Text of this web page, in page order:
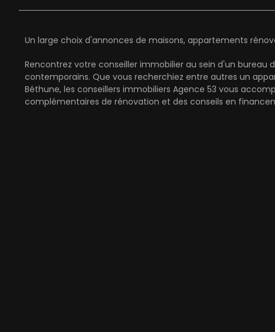
Un large choix d'annonces de maisons, appartements
Rencontrez votre conseiller immobilier au sein d'un
contemporains. Que vous recherchiez entre autres un
Béthune, les conseillers immobiliers Agence 53 vous
complémentaires de rénovation et des conseils en